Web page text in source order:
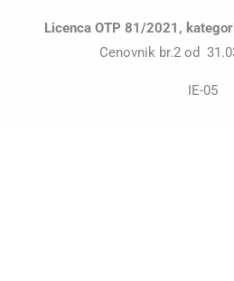
Licenca OTP 81/2021,
Cenovnik br.2 od
IE-05